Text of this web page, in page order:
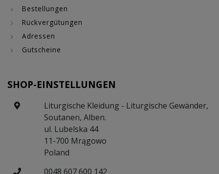
Bestellungen
Rückvergütungen
Adressen
Gutscheine
SHOP-EINSTELLUNGEN
Liturgische Kleidung - Liturgische Gewänder,
Soutanen, Alben.
ul. Lubelska 44
11-700 Mrągowo
Poland
0048 607 600 142